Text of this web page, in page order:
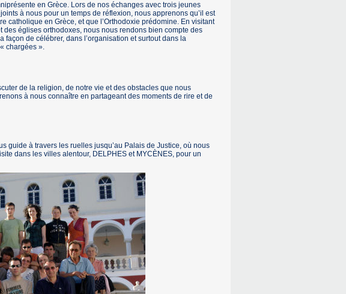
en Grèce. Lors de nos échanges avec trois jeunes
à nous pour un temps de réflexion, nous apprenons qu’il est
catholique en Grèce, et que l’Orthodoxie prédomine. En visitant
des églises orthodoxes, nous nous rendons bien compte des
façon de célébrer, dans l’organisation et surtout dans la
chargées ».
de la religion, de notre vie et des obstacles que nous
à nous connaître en partageant des moments de rire et de
guide à travers les ruelles jusqu’au Palais de Justice, où nous
dans les villes alentour, DELPHES et MYCÈNES, pour un